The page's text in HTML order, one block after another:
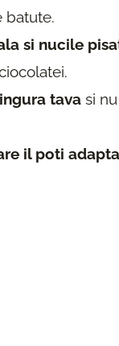
batute.
si nucile
tava si
il poti adapta